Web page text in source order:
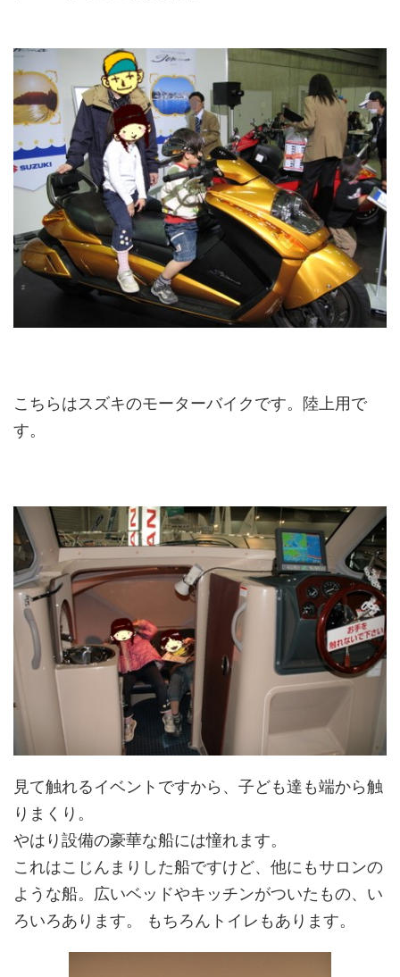
こちらはスズキのモーターバイクです。陸上用で
す。
見て触れるイベントですから、子ども達も端から触
りまくり。
やはり設備の豪華な船には憧れます。
これはこじんまりした船ですけど、他にもサロンの
ような船。広いベッドやキッチンがついたもの、い
ろいろあります。 もちろんトイレもあります。